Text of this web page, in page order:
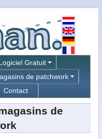
Gratuit
de patchwork
Contact
de